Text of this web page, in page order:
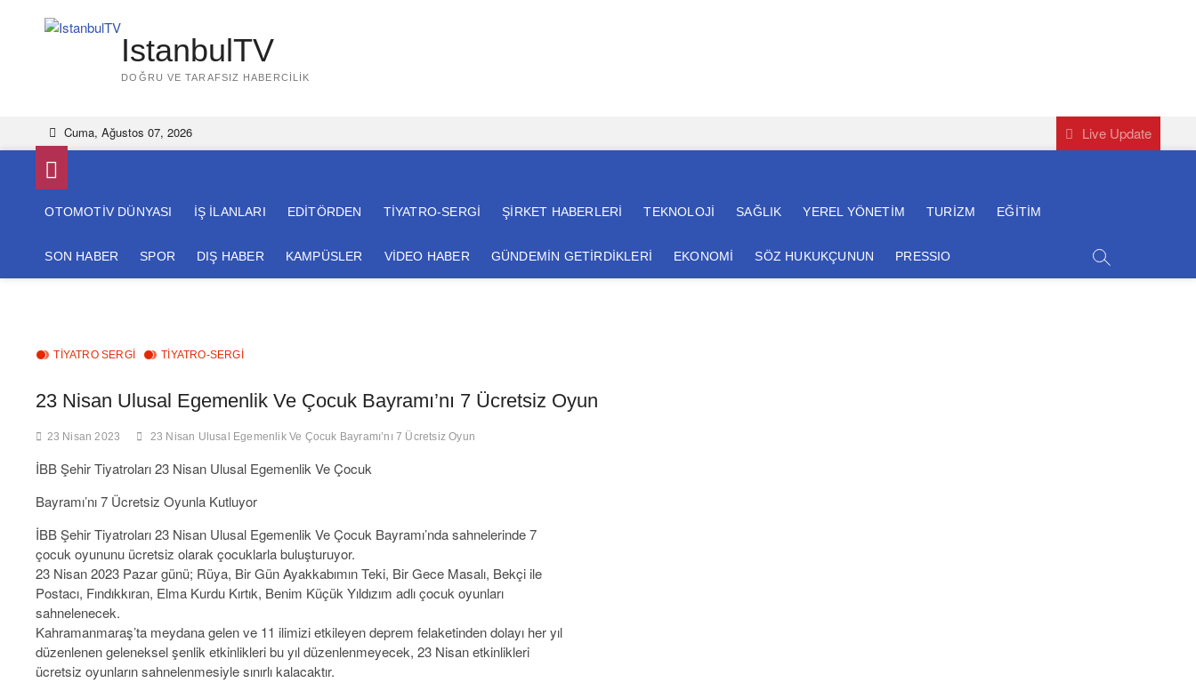
IstanbulTV
DOĞRU VE TARAFSIZ HABERCILIK
Cuma, Ağustos 07, 2026 Live Update
OTOMOTİV DÜNYASI İŞ İLANLARI EDİTÖRDEN TİYATRO-SERGİ ŞİRKET HABERLERİ TEKNOLOJİ SAĞLIK YEREL YÖNETİM TURİZM EĞİTİM
SON HABER SPOR DIŞ HABER KAMPÜSLER VİDEO HABER GÜNDEMİN GETİRDİKLERİ EKONOMİ SÖZ HUKUKÇUNUN PRESSIO
TIYATRO SERGI TİYATRO-SERGİ
23 Nisan Ulusal Egemenlik Ve Çocuk Bayramı’nı 7 Ücretsiz Oyun
23 Nisan 2023 23 Nisan Ulusal Egemenlik Ve Çocuk Bayramı’nı 7 Ücretsiz Oyun
İBB Şehir Tiyatroları 23 Nisan Ulusal Egemenlik Ve Çocuk
Bayramı’nı 7 Ücretsiz Oyunla Kutluyor
İBB Şehir Tiyatroları 23 Nisan Ulusal Egemenlik Ve Çocuk Bayramı’nda sahnelerinde 7
çocuk oyununu ücretsiz olarak çocuklarla buluşturuyor.
23 Nisan 2023 Pazar günü; Rüya, Bir Gün Ayakkabımın Teki, Bir Gece Masalı, Bekçi ile
Postacı, Fındıkkıran, Elma Kurdu Kırtık, Benim Küçük Yıldızım adlı çocuk oyunları
sahnelenecek.
Kahramanmaraş’ta meydana gelen ve 11 ilimizi etkileyen deprem felaketinden dolayı her yıl
düzenlenen geleneksel şenlik etkinlikleri bu yıl düzenlenmeyecek, 23 Nisan etkinlikleri
ücretsiz oyunların sahnelenmesiyle sınırlı kalacaktır.